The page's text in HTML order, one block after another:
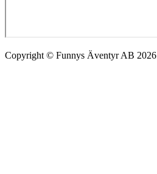
Copyright © Funnys Äventyr AB 2026